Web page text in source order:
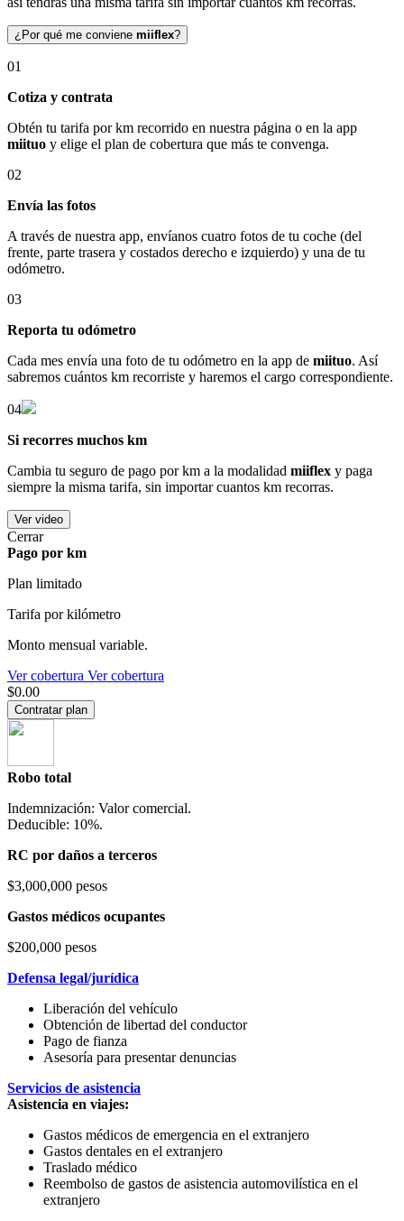
¿Por qué me conviene miiflex?
01
Cotiza y contrata
Obtén tu tarifa por km recorrido en nuestra página o en la app
miituo y elige el plan de cobertura que más te convenga.
02
Envía las fotos
A través de nuestra app, envíanos cuatro fotos de tu coche (del
frente, parte trasera y costados derecho e izquierdo) y una de tu
odómetro.
03
Reporta tu odómetro
Cada mes envía una foto de tu odómetro en la app de miituo. Así
sabremos cuántos km recorriste y haremos el cargo correspondiente.
04
Si recorres muchos km
Cambia tu seguro de pago por km a la modalidad miiflex y paga
siempre la misma tarifa, sin importar cuantos km recorras.
Ver video
Cerrar
Pago por km
Plan limitado
Tarifa por kilómetro
Monto mensual variable.
Ver cobertura Ver cobertura
$0.00
Contratar plan
Robo total
Indemnización: Valor comercial.
Deducible: 10%.
RC por daños a terceros
$3,000,000 pesos
Gastos médicos ocupantes
$200,000 pesos
Defensa legal/jurídica
Liberación del vehículo
Obtención de libertad del conductor
Pago de fianza
Asesoría para presentar denuncias
Servicios de asistencia
Asistencia en viajes:
Gastos médicos de emergencia en el extranjero
Gastos dentales en el extranjero
Traslado médico
Reembolso de gastos de asistencia automovilística en el
extranjero